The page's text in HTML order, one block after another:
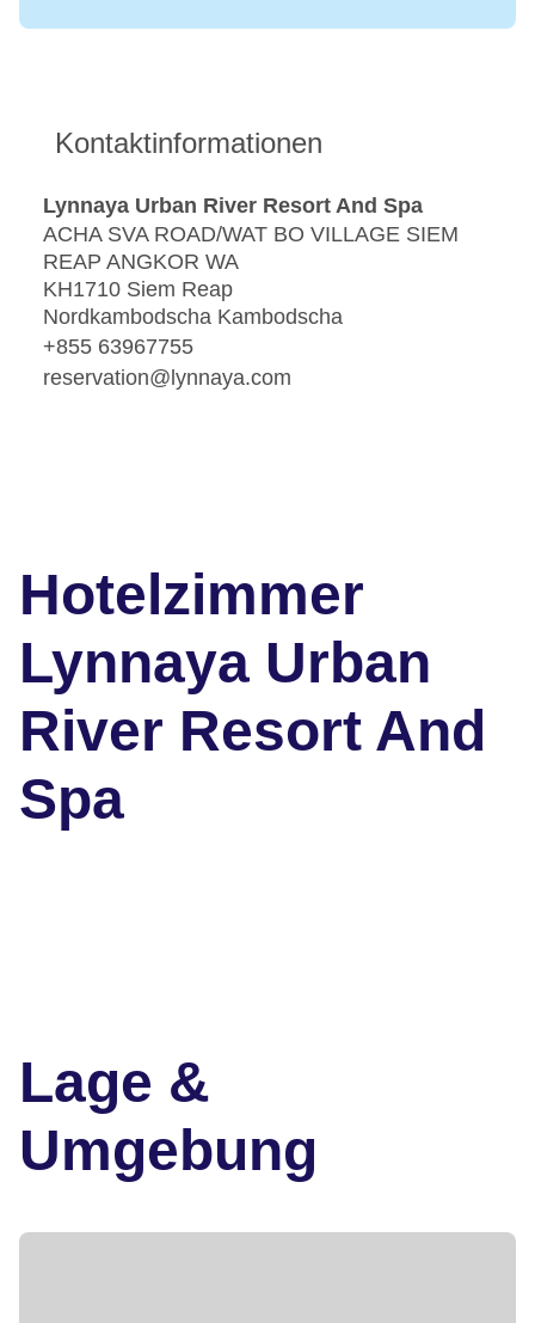
Kontaktinformationen
Lynnaya Urban River Resort And Spa
ACHA SVA ROAD/WAT BO VILLAGE SIEM
REAP ANGKOR WA
KH1710 Siem Reap
Nordkambodscha Kambodscha
+855 63967755
reservation@lynnaya.com
Hotelzimmer
Lynnaya Urban
River Resort And
Spa
Lage &
Umgebung